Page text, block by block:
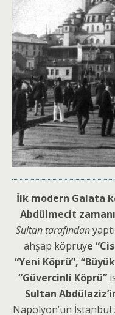
İlk modern Galata
Abdülmecit
Sultan tarafından
ahşap köprüye
“Yeni Köprü”,
“Güvercinli Köprü”
Sultan
Napolyon’un